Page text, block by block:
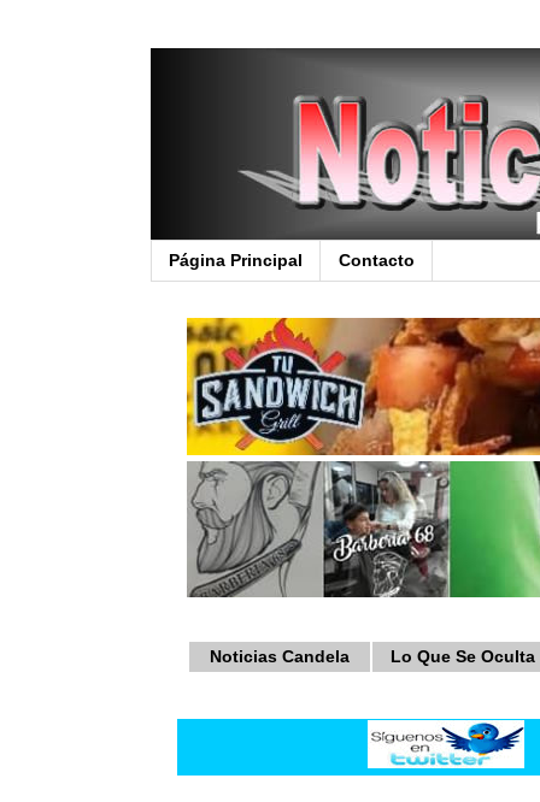
Página Principal Contacto
Noticias Candela Lo Que Se Oculta